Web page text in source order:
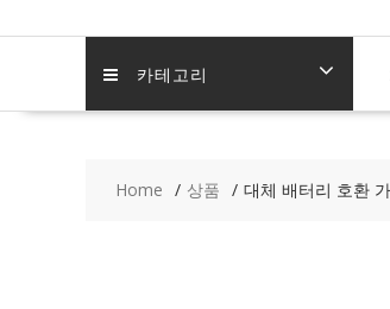
카테고리
Home 상품 대체 배터리 호환